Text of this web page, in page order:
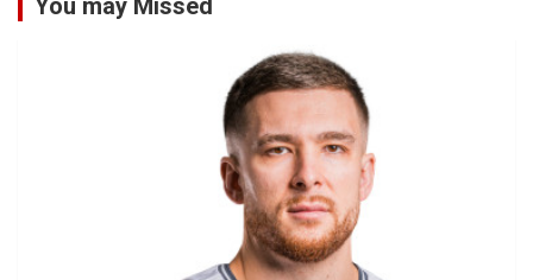
You may Missed